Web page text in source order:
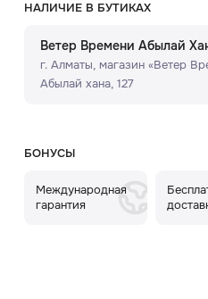
НАЛИЧИЕ В БУТИКАХ
Ветер Времени Абылай
г. Алматы, ​магазин «Ветер
Абылай хана, 127
БОНУСЫ
Международная
гарантия